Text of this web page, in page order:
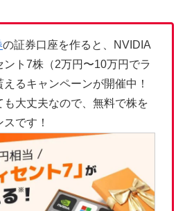
の証券口座を作ると、NVIDIA
ト7株（2万円〜10万円でラ
るキャンペーンが開催中！
大丈夫なので、無料で株を
です！